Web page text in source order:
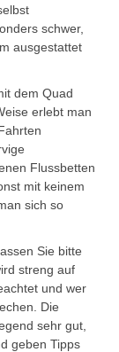
schwer,
ausgestattet
dem Quad
erlebt man
Flussbetten
mit keinem
sich so
Sie bitte
streng auf
und wer
Die
sehr gut,
geben Tipps